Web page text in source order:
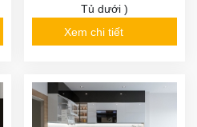
Tủ dưới )
Xem chi tiết